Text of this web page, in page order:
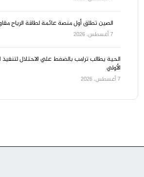
الصين تطلق أول منصة عائمة لطاقة الرياح
7 أغسطس، 2026
الحية يطالب ترامب بالضغط علي الاحتلال لتنفيذ
الأولي
7 أغسطس، 2026